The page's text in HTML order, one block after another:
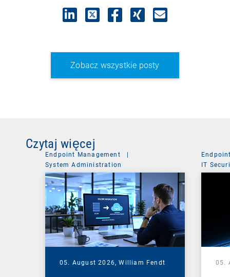
Zobacz wszystkie posty
Czytaj więcej
Endpoint Management
|
System Administration
05. August 2026,William Fendt
IT
05.